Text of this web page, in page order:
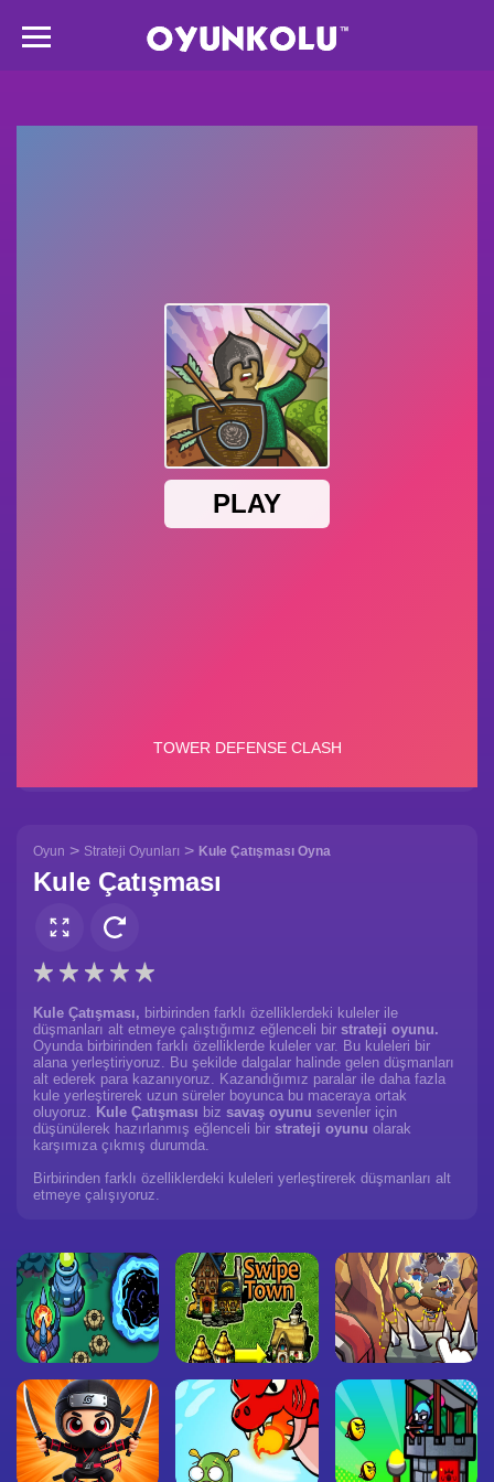
Oyun > Strateji Oyunları > Kule Çatışması Oyna
Kule Çatışması
Kule Çatışması, birbirinden farklı özelliklerdeki kuleler ile
düşmanları alt etmeye çalıştığımız eğlenceli bir strateji oyunu.
Oyunda birbirinden farklı özelliklerde kuleler var. Bu kuleleri bir
alana yerleştiriyoruz. Bu şekilde dalgalar halinde gelen düşmanları
alt ederek para kazanıyoruz. Kazandığımız paralar ile daha fazla
kule yerleştirerek uzun süreler boyunca bu maceraya ortak
oluyoruz. Kule Çatışması biz savaş oyunu sevenler için
düşünülerek hazırlanmış eğlenceli bir strateji oyunu olarak
karşımıza çıkmış durumda.
Birbirinden farklı özelliklerdeki kuleleri yerleştirerek düşmanları alt
etmeye çalışıyoruz.